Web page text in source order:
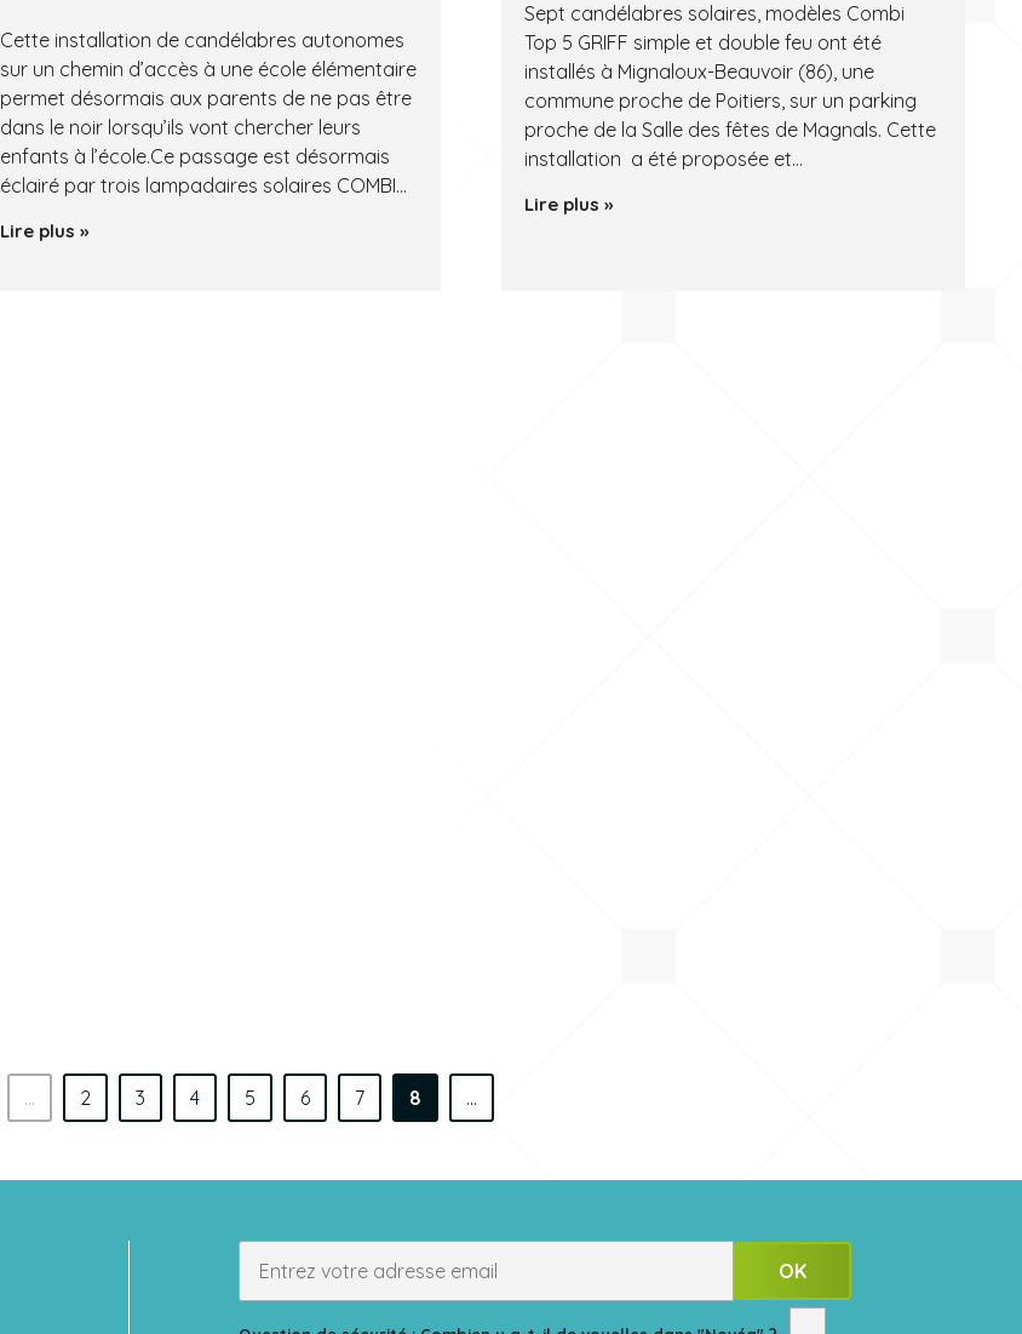
Cette installation de candélabres autonomes
sur un chemin d’accès à une école élémentaire
permet désormais aux parents de ne pas être
dans le noir lorsqu’ils vont chercher leurs
enfants à l’école.Ce passage est désormais
éclairé par trois lampadaires solaires COMBI…
Lire plus »
Sept candélabres solaires, modèles Combi
Top 5 GRIFF simple et double feu ont été
installés à Mignaloux-Beauvoir (86), une
commune proche de Poitiers, sur un parking
proche de la Salle des fêtes de Magnals. Cette
installation a été proposée et…
Lire plus »
... 2 3 4 5 6 7 8 ...